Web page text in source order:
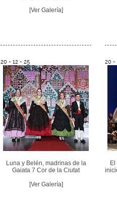
[Ver Galería]
20 - 12 - 25
Luna y Belén, madrinas de la
Gaiata 7 Cor de la Ciutat
[Ver Galería]
20 -